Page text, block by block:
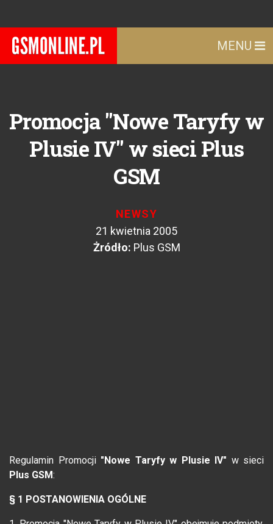
MENU
Promocja "Nowe Taryfy w
Plusie IV" w sieci Plus
GSM
NEWSY
21 kwietnia 2005
Żródło: Plus GSM
Regulamin Promocji "Nowe Taryfy w Plusie IV" w sieci
Plus GSM:
§ 1 POSTANOWIENIA OGÓLNE